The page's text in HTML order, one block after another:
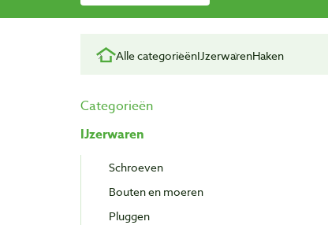
Alle categorieënIJzerwarenHaken
Categorieën
IJzerwaren
Schroeven
Bouten en moeren
Pluggen